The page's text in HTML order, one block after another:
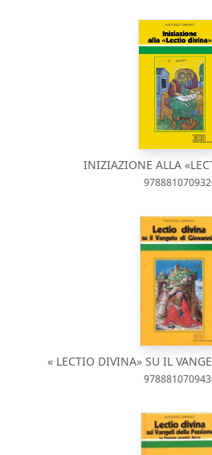
INIZIAZIONE ALLA
« LECTIO DIVINA» SU IL